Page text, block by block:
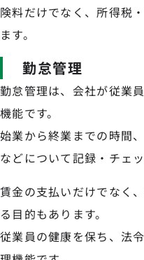
険料だけでなく、所得税
ます。
勤怠管理
勤怠管理は、会社が従業
機能です。
始業から終業までの時間
などについて記録・チェ
賃金の支払いだけでなく
る目的もあります。
従業員の健康を保ち、法